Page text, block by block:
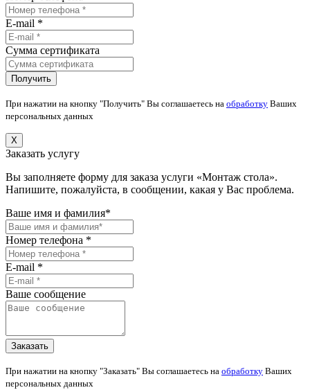
E-mail *
Сумма сертификата
При нажатии на кнопку "Получить" Вы соглашаетесь на обработку Ваших
персональных данных
X
Заказать услугу
Вы заполняете форму для заказа услуги «Монтаж стола».
Напишите, пожалуйста, в сообщении, какая у Вас проблема.
Ваше имя и фамилия*
Номер телефона *
E-mail *
Ваше сообщение
При нажатии на кнопку "Заказать" Вы соглашаетесь на обработку Ваших
персональных данных